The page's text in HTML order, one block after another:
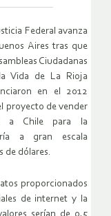
Federal avanza
Aires tras que
Ciudadanas
Vida de La Rioja
en el 2012
proyecto de vender
a Chile para la
a gran escala
de dólares.
proporcionados
de internet y la